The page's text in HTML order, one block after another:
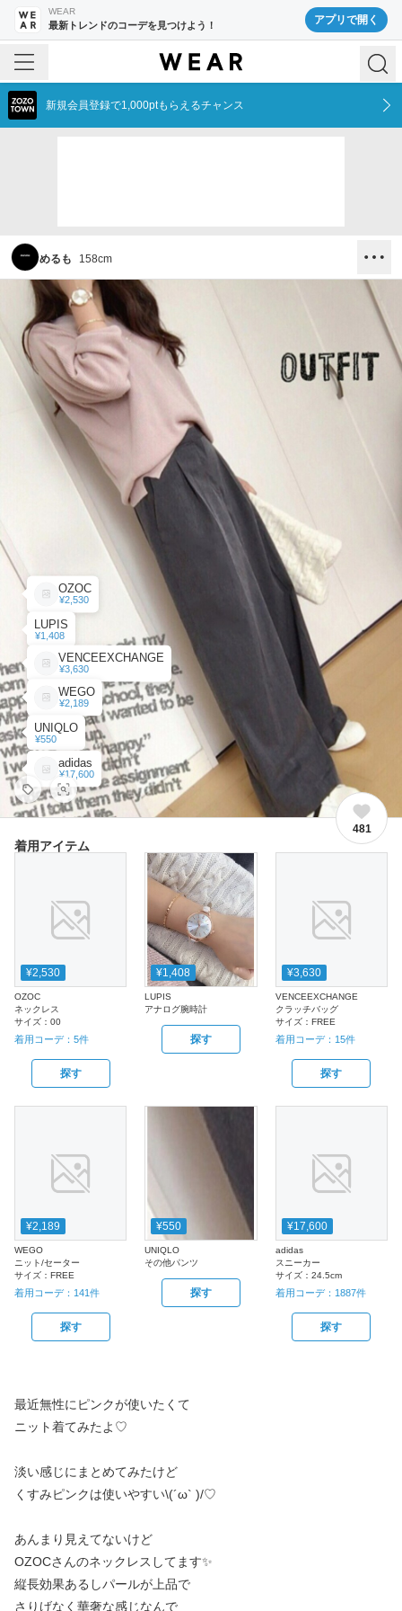
WEAR
最新トレンドのコーデを見つけよう！ アプリで開く
新規会員登録で1,000ptもらえるチャンス
めるも 158cm
OZOC
¥2,530
LUPIS
¥1,408
VENCEEXCHANGE
¥3,630
WEGO
¥2,189
UNIQLO
¥550
adidas
¥17,600
481
着用アイテム
¥2,530
OZOC
ネックレス
サイズ： 00
着用コーデ： 5件
探す
¥1,408
LUPIS
アナログ腕時計
探す
¥3,630
VENCEEXCHANGE
クラッチバッグ
サイズ： FREE
着用コーデ： 15件
探す
¥2,189
WEGO
ニット/セーター
サイズ： FREE
着用コーデ： 141件
探す
¥550
UNIQLO
その他パンツ
探す
¥17,600
adidas
スニーカー
サイズ： 24.5cm
着用コーデ： 1887件
探す
最近無性にピンクが使いたくて
ニット着てみたよ♡
淡い感じにまとめてみたけど
くすみピンクは使いやすい\(´ω` )/♡︎
あんまり見えてないけど
OZOCさんのネックレスしてます✨
縦長効果あるしパールが上品で
さりげなく華奢な感じなんで